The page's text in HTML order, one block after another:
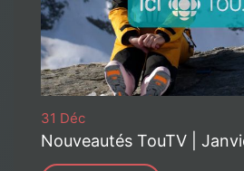
31 Déc
Nouveautés TouTV |